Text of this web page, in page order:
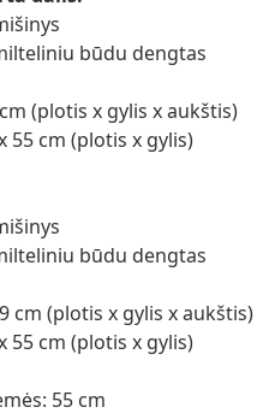
būdu dengtas
(plotis x gylis x aukštis)
55 cm (plotis x gylis)
būdu dengtas
cm (plotis x gylis x aukštis)
55 cm (plotis x gylis)
55 cm